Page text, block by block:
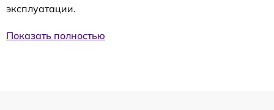
эксплуатации.
Показать полностью